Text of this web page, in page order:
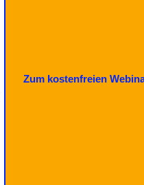
Zum kostenfreien